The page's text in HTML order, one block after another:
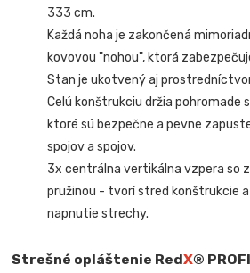
333 cm.
Každá noha je zakončená
kovovou "nohou", ktorá
Stan je ukotvený aj
Celú konštrukciu držia pohromade
ktoré sú bezpečne a pevne
spojov a spojov.
3x centrálna vertikálna vzpera so
pružinou - tvorí stred konštrukcie
napnutie strechy.
Strešné opláštenie RedX® PROFI